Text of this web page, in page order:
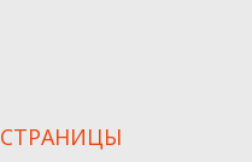
СТРАНИЦЫ